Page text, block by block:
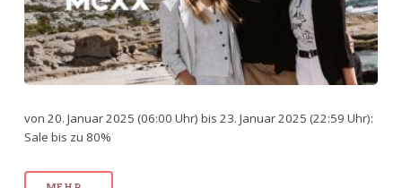
von 20. Januar 2025 (06:00 Uhr) bis 23. Januar 2025 (22:59 Uhr):
Sale bis zu 80%